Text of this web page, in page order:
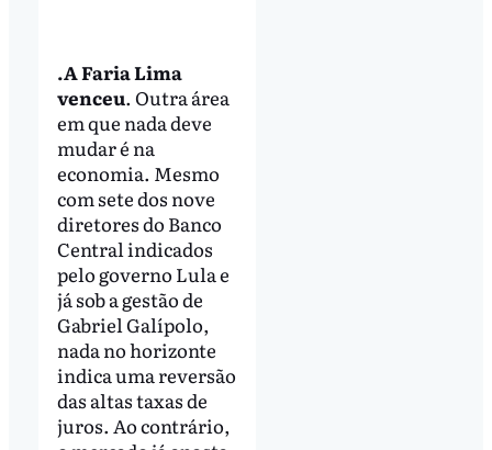
.A Faria Lima
venceu. Outra área
em que nada deve
mudar é na
economia. Mesmo
com sete dos nove
diretores do Banco
Central indicados
pelo governo Lula e
já sob a gestão de
Gabriel Galípolo,
nada no horizonte
indica uma reversão
das altas taxas de
juros. Ao contrário,